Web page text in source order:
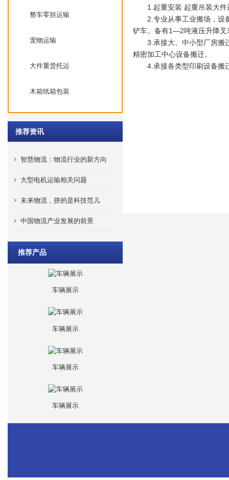
整车零担运输
宠物运输
大件重货托运
木箱纸箱包装
推荐资讯
智慧物流：物流行业的新方向
大型电机运输相关问题
未来物流，拼的是科技范儿
中国物流产业发展的前景
推荐产品
车辆展示
车辆展示
车辆展示
车辆展示
1.起重安装 起重吊装大件
2.专业从事工业搬场，设备
铲车。备有1—2吨液压升降叉
3.承接大、中小型厂房搬迁
精密加工中心设备搬迁。
4.承接各类型印刷设备搬迁